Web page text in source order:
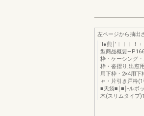
左ページから抽出
il●煎￨′︱︱︱！
型商品概要
枠・ケーシング
枠・沓摺り,出窓
用下枠・2×4用下
ャ・片引き戸枠
■天袋■￨■￨‐ルボ
木(スリムタイプ